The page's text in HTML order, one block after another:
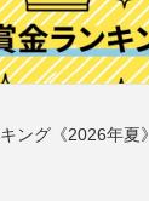
ング《2026年夏》